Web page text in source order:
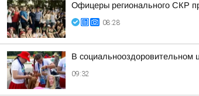
Офицеры регионального СКР
08:28
В социальнооздоровительном
09:32